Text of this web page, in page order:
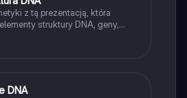
z tą prezentacją, która
struktury DNA, geny,
replikacji. Idealna dla uczniów
jak informacje genetyczne są
DNA